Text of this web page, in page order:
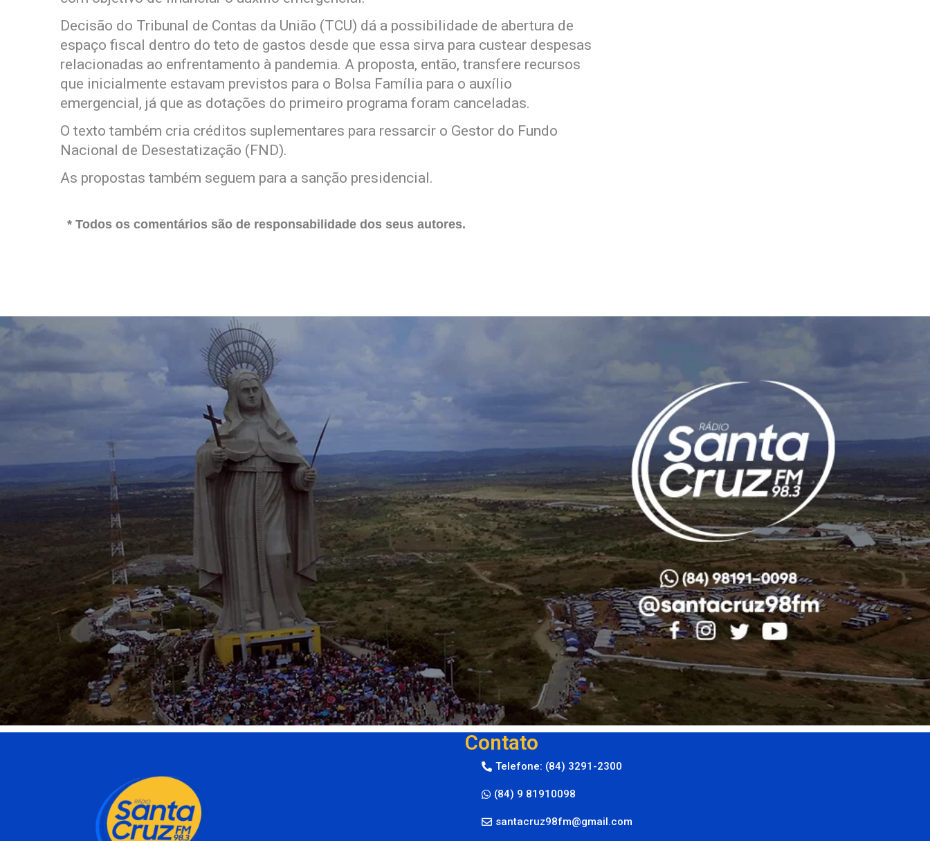
Decisão do Tribunal de Contas da União (TCU) dá a possibilidade de abertura de
espaço fiscal dentro do teto de gastos desde que essa sirva para custear despesas
relacionadas ao enfrentamento à pandemia. A proposta, então, transfere recursos
que inicialmente estavam previstos para o Bolsa Família para o auxílio
emergencial, já que as dotações do primeiro programa foram canceladas.
O texto também cria créditos suplementares para ressarcir o Gestor do Fundo
Nacional de Desestatização (FND).
As propostas também seguem para a sanção presidencial.
* Todos os comentários são de responsabilidade dos seus autores.
Contato
Telefone: (84) 3291-2300
(84) 9 81910098
santacruz98fm@gmail.com